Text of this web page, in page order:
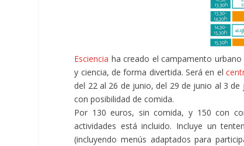
Esciencia ha creado el campamento urbano
y ciencia, de forma divertida. Será en el
del 22 al 26 de junio, del 29 de junio al 3
con posibilidad de comida.
Por 130 euros, sin comida, y 150 con
actividades está incluido. Incluye un
(incluyendo menús adaptados para